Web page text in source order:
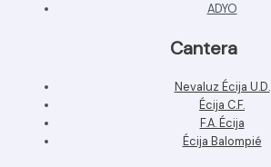
ADYO
Cantera
Nevaluz Écija U.D.
Écija C.F.
F.A. Écija
Écija Balompié